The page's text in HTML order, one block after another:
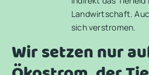
Landwirtschaft.
sich verstromen.
Wir setzen nur